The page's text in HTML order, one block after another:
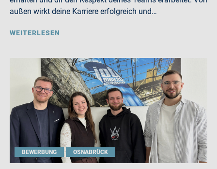
außen wirkt deine Karriere erfolgreich und…
WEITERLESEN
BEWERBUNG OSNABRÜCK